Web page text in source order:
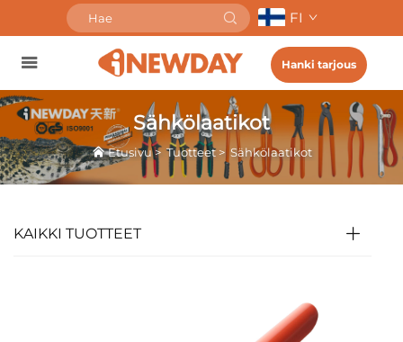
FI
Hanki tarjous
Sähkölaatikot
Etusivu> Tuotteet> Sähkölaatikot
KAIKKI TUOTTEET